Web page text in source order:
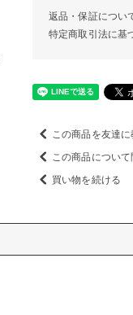
返品・保証につい
特定商取引法に基
この商品を友達
この商品につい
買い物を続ける